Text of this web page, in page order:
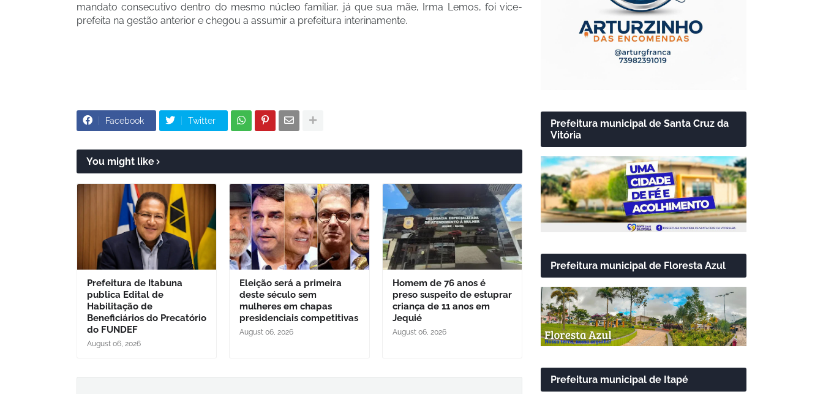
mandato consecutivo dentro do mesmo núcleo familiar, já que sua mãe, Irma Lemos, foi vice-
prefeita na gestão anterior e chegou a assumir a prefeitura interinamente.
Facebook Twitter
You might like
Prefeitura de Itabuna
publica Edital de
Habilitação de
Beneficiários do Precatório
do FUNDEF
August 06, 2026
Eleição será a primeira
deste século sem
mulheres em chapas
presidenciais competitivas
August 06, 2026
Homem de 76 anos é
preso suspeito de estuprar
criança de 11 anos em
Jequié
August 06, 2026
Prefeitura municipal de Santa Cruz da
Vitória
Prefeitura municipal de Floresta Azul
Prefeitura municipal de Itapé